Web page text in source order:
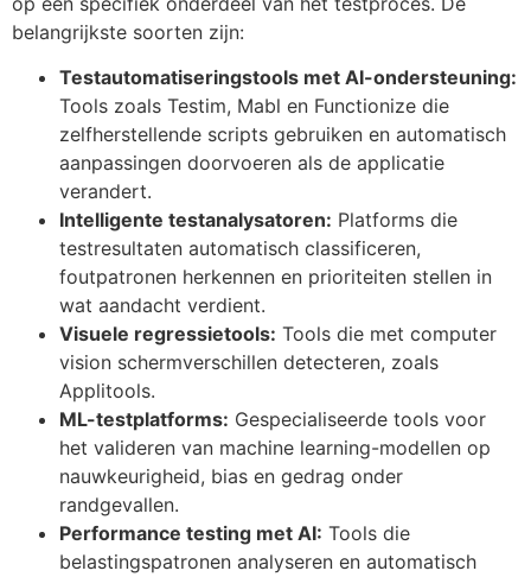
belangrijkste soorten zijn:
Testautomatiseringstools met AI-ondersteuning:
Tools zoals Testim, Mabl en Functionize die
zelfherstellende scripts gebruiken en automatisch
aanpassingen doorvoeren als de applicatie
verandert.
Intelligente testanalysatoren: Platforms die
testresultaten automatisch classificeren,
foutpatronen herkennen en prioriteiten stellen in
wat aandacht verdient.
Visuele regressietools: Tools die met computer
vision schermverschillen detecteren, zoals
Applitools.
ML-testplatforms: Gespecialiseerde tools voor
het valideren van machine learning-modellen op
nauwkeurigheid, bias en gedrag onder
randgevallen.
Performance testing met AI: Tools die
belastingspatronen analyseren en automatisch